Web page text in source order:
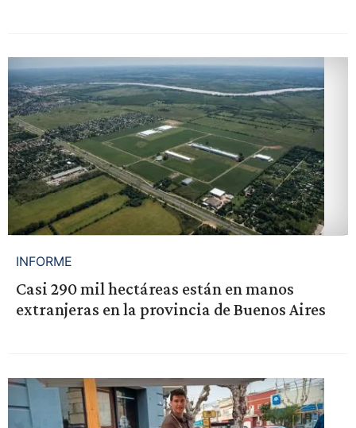
INFORME
Casi 290 mil hectáreas están en manos
extranjeras en la provincia de Buenos Aires